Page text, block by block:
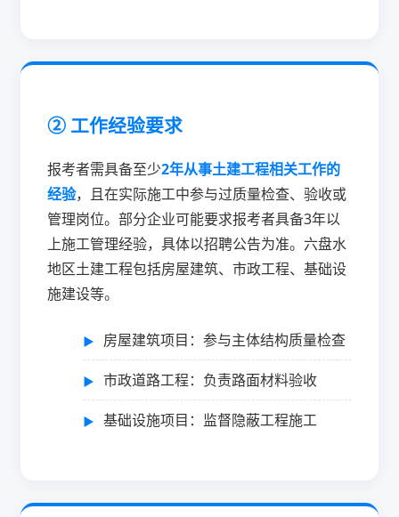
② 工作经验要求
报考者需具备至少2年从事土建工程相关工作的
经验，且在实际施工中参与过质量检查、验收或
管理岗位。部分企业可能要求报考者具备3年以
上施工管理经验，具体以招聘公告为准。六盘水
地区土建工程包括房屋建筑、市政工程、基础设
施建设等。
房屋建筑项目：参与主体结构质量检查
市政道路工程：负责路面材料验收
基础设施项目：监督隐蔽工程施工